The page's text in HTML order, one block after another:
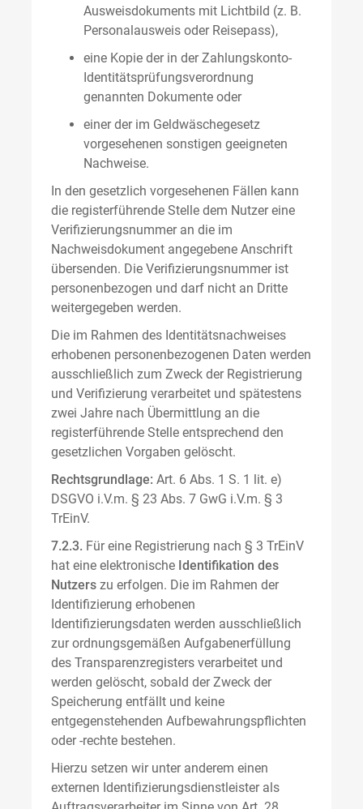
Ausweisdokuments mit Lichtbild (z. B.
Personalausweis oder Reisepass),
eine Kopie der in der Zahlungskonto-
Identitätsprüfungsverordnung
genannten Dokumente oder
einer der im Geldwäschegesetz
vorgesehenen sonstigen geeigneten
Nachweise.
In den gesetzlich vorgesehenen Fällen kann
die registerführende Stelle dem Nutzer eine
Verifizierungsnummer an die im
Nachweisdokument angegebene Anschrift
übersenden. Die Verifizierungsnummer ist
personenbezogen und darf nicht an Dritte
weitergegeben werden.
Die im Rahmen des Identitätsnachweises
erhobenen personenbezogenen Daten werden
ausschließlich zum Zweck der Registrierung
und Verifizierung verarbeitet und spätestens
zwei Jahre nach Übermittlung an die
registerführende Stelle entsprechend den
gesetzlichen Vorgaben gelöscht.
Rechtsgrundlage: Art. 6 Abs. 1 S. 1 lit. e)
DSGVO i.V.m. § 23 Abs. 7 GwG i.V.m. § 3
TrEinV.
7.2.3. Für eine Registrierung nach § 3 TrEinV
hat eine elektronische Identifikation des
Nutzers zu erfolgen. Die im Rahmen der
Identifizierung erhobenen
Identifizierungsdaten werden ausschließlich
zur ordnungsgemäßen Aufgabenerfüllung
des Transparenzregisters verarbeitet und
werden gelöscht, sobald der Zweck der
Speicherung entfällt und keine
entgegenstehenden Aufbewahrungspflichten
oder -rechte bestehen.
Hierzu setzen wir unter anderem einen
externen Identifizierungsdienstleister als